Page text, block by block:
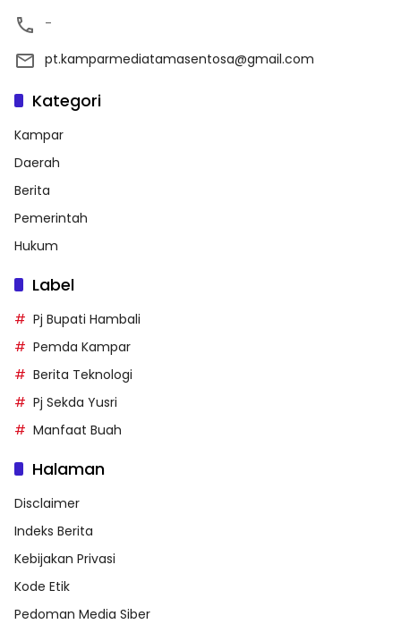
-
pt.kamparmediatamasentosa@gmail.com
Kategori
Kampar
Daerah
Berita
Pemerintah
Hukum
Label
Pj Bupati Hambali
Pemda Kampar
Berita Teknologi
Pj Sekda Yusri
Manfaat Buah
Halaman
Disclaimer
Indeks Berita
Kebijakan Privasi
Kode Etik
Pedoman Media Siber